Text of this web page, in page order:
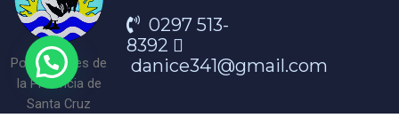
Portal Azules de
la Provincia de
Santa Cruz
0297 513-
8392
danice341@gmail.com